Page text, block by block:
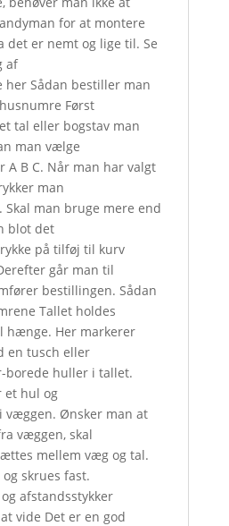
for at montere
det er nemt og lige til. Se
af
her Sådan bestiller man
Først
tal eller bogstav man
man vælge
A B C. Når man har valgt
man
Skal man bruge mere end
blot det
på tilføj til kurv
går man til
bestillingen. Sådan
Tallet holdes
hænge. Her markerer
en tusch eller
borede huller i tallet.
et hul og
væggen. Ønsker man at
væggen, skal
mellem væg og tal.
skrues fast.
afstandsstykker
vide Det er en god